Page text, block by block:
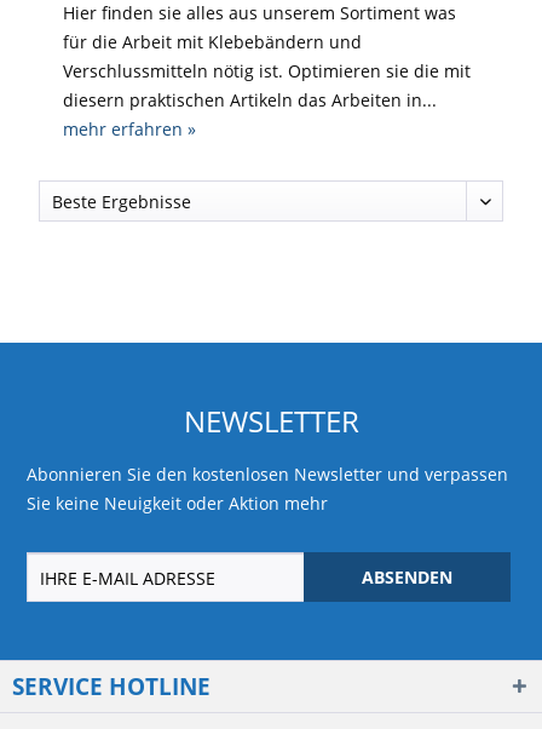
Hier finden sie alles aus unserem Sortiment was
für die Arbeit mit Klebebändern und
Verschlussmitteln nötig ist. Optimieren sie die mit
diesern praktischen Artikeln das Arbeiten in...
mehr erfahren »
NEWSLETTER
Abonnieren Sie den kostenlosen Newsletter und verpassen
Sie keine Neuigkeit oder Aktion mehr
ABSENDEN
SERVICE HOTLINE